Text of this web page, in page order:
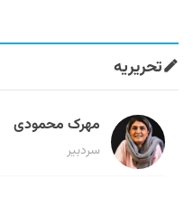
تحریریه
مهرک محمودی
سردبیر